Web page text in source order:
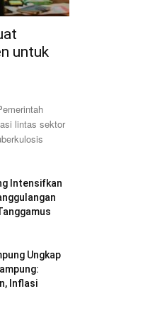
untuk
lintas sektor
Intensifkan
Ungkap
Inflasi